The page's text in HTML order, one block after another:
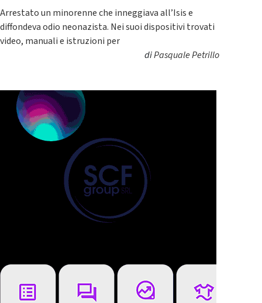
Arrestato un minorenne che inneggiava all’Isis e
diffondeva odio neonazista. Nei suoi dispositivi trovati
video, manuali e istruzioni per
diPasquale Petrillo